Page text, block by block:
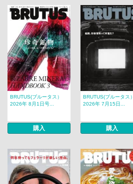
BRUTUS(ブルータス）
2026年 8月1日号...
購入
BRUTUS(ブルータス）
2026年 7月15日...
購入